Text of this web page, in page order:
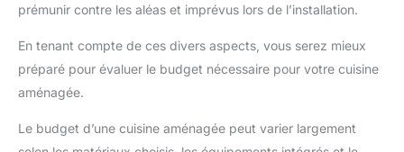
prémunir contre les aléas et imprévus lors de l’installation.
En tenant compte de ces divers aspects, vous serez mieux
préparé pour évaluer le budget nécessaire pour votre cuisine
aménagée.
Le budget d’une cuisine aménagée peut varier largement